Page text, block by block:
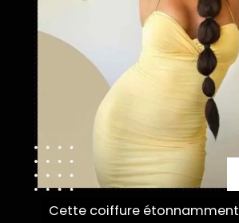
Cette coiffure étonnamment
Cette coiffure étonnamment